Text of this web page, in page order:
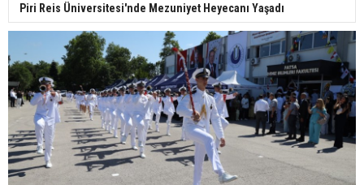
Piri Reis Üniversitesi'nde Mezuniyet Heyecanı Yaşadı